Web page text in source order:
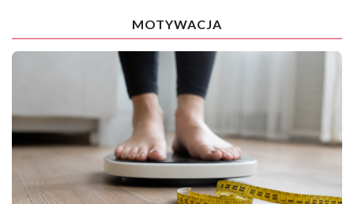
MOTYWACJA